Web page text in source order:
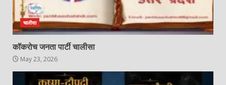
चालीसा
कॉकरोच जनता पार्टी चालीसा
May 23, 2026